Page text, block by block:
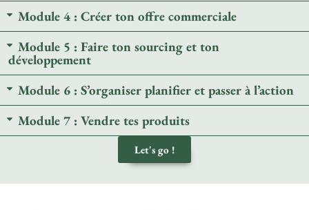
Module 4 : Créer ton offre commerciale
Module 5 : Faire ton sourcing et ton
développement
Module 6 : S’organiser planifier et passer à l’action
Module 7 : Vendre tes produits
Let's go !